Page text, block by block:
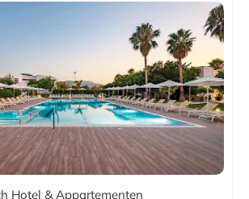
Hotel & Appartementen